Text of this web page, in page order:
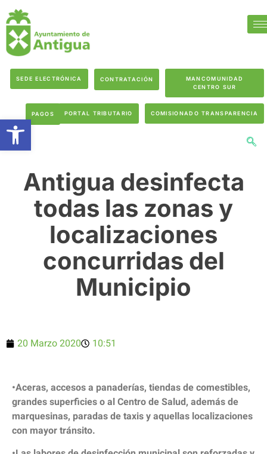
SEDE ELECTRÓNICA CONTRATACIÓN
MANCOMUNIDAD
CENTRO SUR
PAGOS PORTAL TRIBUTARIO COMISIONADO TRANSPARENCIA
Antigua desinfecta
todas las zonas y
localizaciones
concurridas del
Municipio
20 Marzo 2020 10:51
•Aceras, accesos a panaderías, tiendas de comestibles,
grandes superficies o al Centro de Salud, además de
marquesinas, paradas de taxis y aquellas localizaciones
con mayor tránsito.
Abrir barra de herramientas